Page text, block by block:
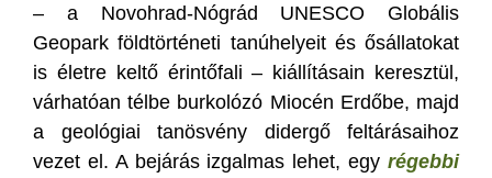
– a Novohrad-Nógrád UNESCO Globális
Geopark földtörténeti tanúhelyeit és ősállatokat
is életre keltő érintőfali – kiállításain keresztül,
várhatóan télbe burkolózó Miocén Erdőbe, majd
a geológiai tanösvény didergő feltárásaihoz
vezet el. A bejárás izgalmas lehet, egy régebbi